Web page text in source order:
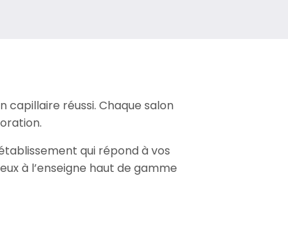
capillaire réussi. Chaque salon
qui répond à vos
à l’enseigne haut de gamme